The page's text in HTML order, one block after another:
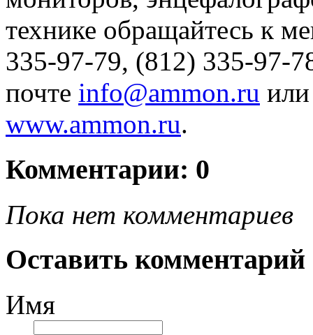
технике обращайтесь к
335-97-79, (812) 335-97-
почте info@ammon.ru
www.ammon.ru.
Комментарии: 0
Пока нет комментариев
Оставить комментарий
Имя